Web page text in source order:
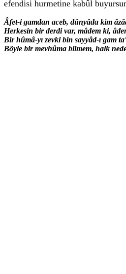
efendisi hurmetine kabûl
Âfet-i gamdan aceb, dünyâda kim
Herkesin bir derdi var, mâdem ki,
Bir hûmâ-yı zevki bin sayyâd-ı gam
Böyle bir mevhûma bilmem, halk